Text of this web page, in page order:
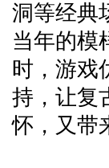
洞等经典
当年的模
时，游戏
持，让复
怀，又带